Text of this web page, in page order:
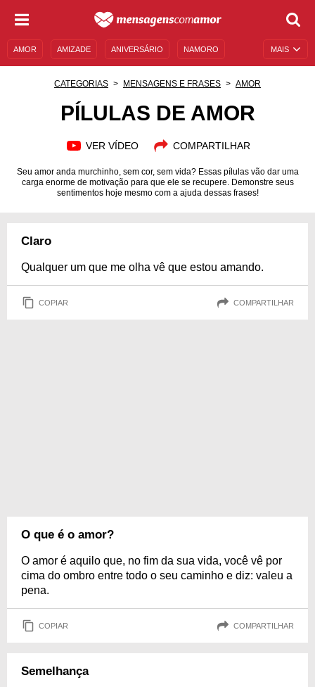
MAIS
AMOR AMIZADE ANIVERSÁRIO NAMORO
UNIVERSO FEMININO
CATEGORIAS MENSAGENS E FRASES AMOR
PÍLULAS DE AMOR
VER VÍDEO COMPARTILHAR
Seu amor anda murchinho, sem cor, sem vida? Essas pílulas vão dar uma
carga enorme de motivação para que ele se recupere. Demonstre seus
sentimentos hoje mesmo com a ajuda dessas frases!
Claro
Qualquer um que me olha vê que estou amando.
COPIAR COMPARTILHAR
O que é o amor?
O amor é aquilo que, no fim da sua vida, você vê por
cima do ombro entre todo o seu caminho e diz: valeu a
pena.
COPIAR COMPARTILHAR
Semelhança